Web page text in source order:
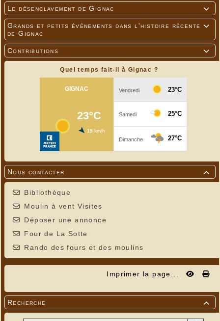

Le désenclavement de Gignac

Grands et petits événements dans l'histoire récente
de Gignac

Contributions
Quel temps fait-il à Gignac ?

Nous contacter
Bibliothèque
Moulin à vent Visites
Déposer une annonce
Four de La Sotte
Rando des fours et des moulins
Imprimer la page...

Recherche